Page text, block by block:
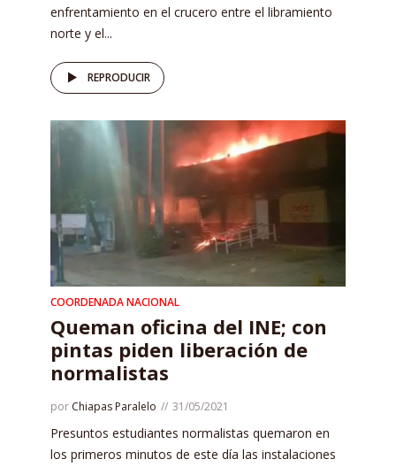
enfrentamiento en el crucero entre el libramiento
norte y el...
REPRODUCIR
COORDENADA NACIONAL
Queman oficina del INE; con
pintas piden liberación de
normalistas
por Chiapas Paralelo 31/05/2021
Presuntos estudiantes normalistas quemaron en
los primeros minutos de este día las instalaciones